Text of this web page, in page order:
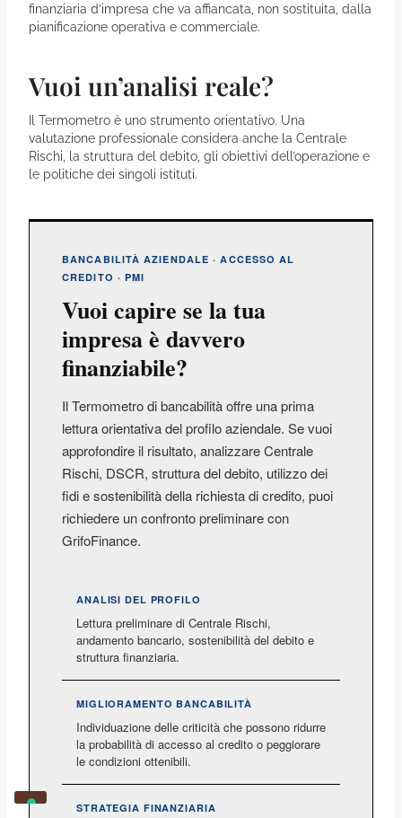
finanziaria d’impresa che va affiancata, non sostituita, dalla
pianificazione operativa e commerciale.
Vuoi un’analisi reale?
Il Termometro è uno strumento orientativo. Una
valutazione professionale considera anche la Centrale
Rischi, la struttura del debito, gli obiettivi dell’operazione e
le politiche dei singoli istituti.
BANCABILITÀ AZIENDALE · ACCESSO AL
CREDITO · PMI
Vuoi capire se la tua
impresa è davvero
finanziabile?
Il Termometro di bancabilità offre una prima
lettura orientativa del profilo aziendale. Se vuoi
approfondire il risultato, analizzare Centrale
Rischi, DSCR, struttura del debito, utilizzo dei
fidi e sostenibilità della richiesta di credito, puoi
richiedere un confronto preliminare con
GrifoFinance.
ANALISI DEL PROFILO
Lettura preliminare di Centrale Rischi,
andamento bancario, sostenibilità del debito e
struttura finanziaria.
MIGLIORAMENTO BANCABILITÀ
Individuazione delle criticità che possono ridurre
la probabilità di accesso al credito o peggiorare
le condizioni ottenibili.
STRATEGIA FINANZIARIA